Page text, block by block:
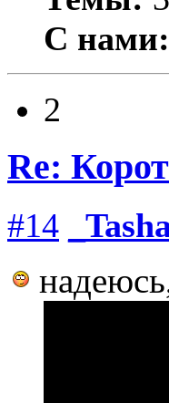
С нами:
2
Re:
#14